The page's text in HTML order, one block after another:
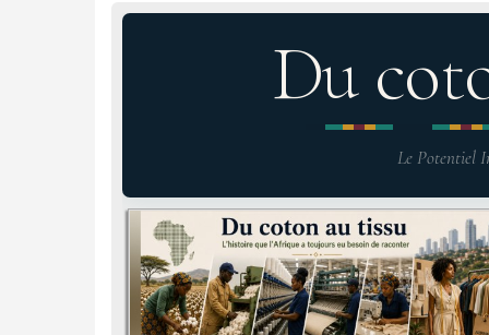
Du
Le Potentiel